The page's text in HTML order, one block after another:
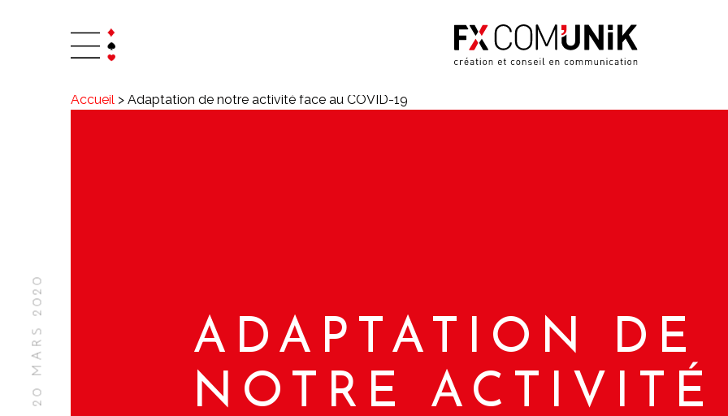
Accueil > Adaptation de notre activité face au COVID-19
ADAPTATION DE
NOTRE ACTIVITÉ